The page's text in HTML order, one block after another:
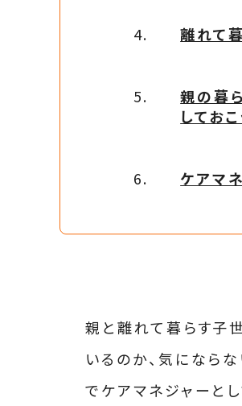
離れて
親の暮
しておこ
ケアマ
親と離れて暮らす子
いるのか、気になら
でケアマネジャーと